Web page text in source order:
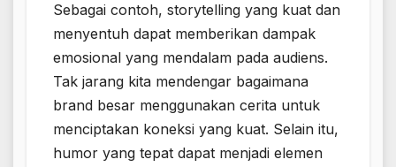
Sebagai contoh, storytelling yang kuat dan
menyentuh dapat memberikan dampak
emosional yang mendalam pada audiens.
Tak jarang kita mendengar bagaimana
brand besar menggunakan cerita untuk
menciptakan koneksi yang kuat. Selain itu,
humor yang tepat dapat menjadi elemen